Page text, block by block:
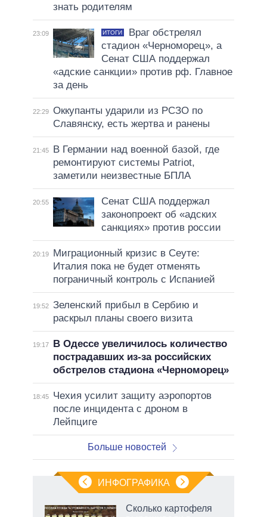
знать родителям
23:09 ИТОГИ
Враг обстрелял
стадион «Черноморец», а
Сенат США поддержал
«адские санкции» против рф. Главное
за день
22:29 Оккупанты ударили из РСЗО по
Славянску, есть жертва и ранены
21:45
В Германии над военной базой, где
ремонтируют системы Patriot,
заметили неизвестные БПЛА
20:55
Сенат США поддержал
законопроект об «адских
санкциях» против россии
20:19
Миграционный кризис в Сеуте:
Италия пока не будет отменять
пограничный контроль с Испанией
19:52 Зеленский прибыл в Сербию и
раскрыл планы своего визита
19:17
В Одессе увеличилось количество
пострадавших из-за российских
обстрелов стадиона «Черноморец»
18:45
Чехия усилит защиту аэропортов
после инцидента с дроном в
Лейпциге
Больше новостей
ИНФОГРАФИКА
Сколько картофеля